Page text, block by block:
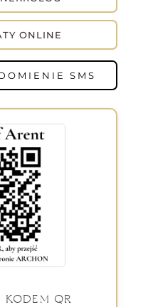
ONLINE
SMS
KODEM QR